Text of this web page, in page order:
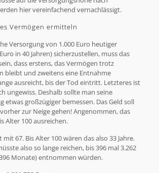
hier vereinfachend vernachlässigt.
Vermögen ermitteln
Versorgung von 1.000 Euro heutiger
in 40 Jahren) sicherzustellen, muss das
dass erstens, das Vermögen trotz
bleibt und zweitens eine Entnahme
ausreicht, bis der Tod eintritt. Letzteres ist
ungewiss. Deshalb sollte man seine
etwas großzügiger bemessen. Das Geld soll
zur Neige gehen! Angenommen, das
Alter 100 ausreichen.
67. Bis Alter 100 wären das also 33 Jahre.
also so lange reichen, bis 396 mal 3.262
396 Monate) entnommen würden.